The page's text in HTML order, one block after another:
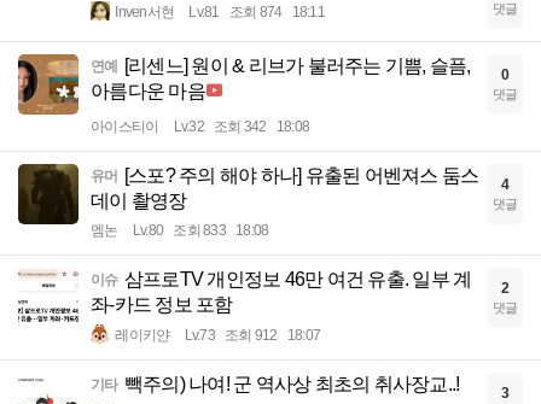
Inven서현 Lv.81 조회 874 18:11 댓글
연예
[리센느] 원이 & 리브가 불러주는 기쁨, 슬픔,
아름다운 마음
아이스티이 Lv.32 조회 342 18:08
0
댓글
유머
[스포? 주의 해야 하나] 유출된 어벤져스 둠스
데이 촬영장
멤논 Lv.80 조회 833 18:08
4
댓글
이슈 삼프로TV 개인정보 46만 여건 유출. 일부 계
좌-카드 정보 포함
레이키얀 Lv.73 조회 912 18:07
2
댓글
기타 빽주의) 나여! 군 역사상 최초의 취사장교..! 3